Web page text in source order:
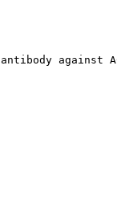
against